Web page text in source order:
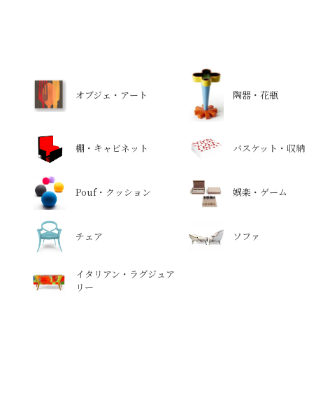
オブジェ・アート 陶器・花瓶
棚・キャビネット バスケット・収納
Pouf・クッション 娯楽・ゲーム
チェア ソファ
イタリアン・ラグジュア
リー